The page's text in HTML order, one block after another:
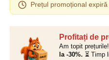
Profitați de
Am topit
la -30%. ⏳ Timp
Prețul promoțional expiră